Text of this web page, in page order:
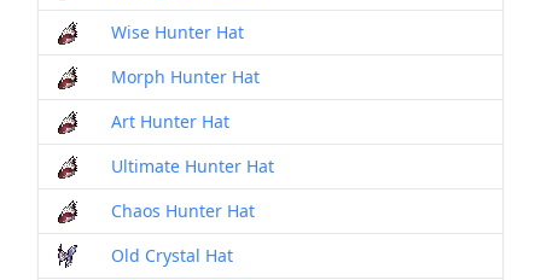
Wise Hunter Hat
Morph Hunter Hat
Art Hunter Hat
Ultimate Hunter Hat
Chaos Hunter Hat
Old Crystal Hat